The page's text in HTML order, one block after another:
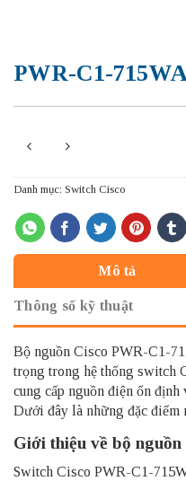
PWR-C1-
Danh mục: Switch Cisco
Mô tả
Thông số kỹ thuật
Bộ nguồn Cisco PWR-C1-
trọng trong hệ thống switch
cung cấp nguồn điện ổn định
Dưới đây là những đặc điểm
Giới thiệu về bộ
Switch Cisco PWR-C1-